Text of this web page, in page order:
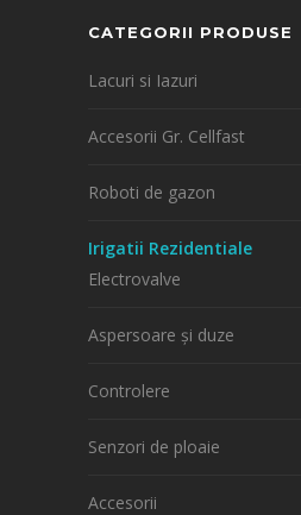
CATEGORII PRODUSE
Lacuri si Iazuri
Accesorii Gr. Cellfast
Roboti de gazon
Irigatii Rezidentiale
Electrovalve
Aspersoare și duze
Controlere
Senzori de ploaie
Accesorii